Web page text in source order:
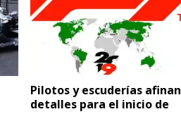
Pilotos y escuderías afinan
detalles para el inicio de